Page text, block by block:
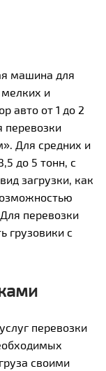
машина для
и
авто от 1 до 2
перевозки
Для средних и
до 5 тонн, с
загрузки, как
перевозки
грузовики с
перевозки
своими